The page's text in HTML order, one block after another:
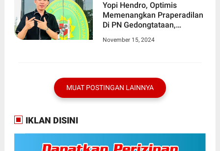
Yopi Hendro, Optimis
Memenangkan Praperadilan
Di PN Gedongtataan,
Polres Pesawaran.
November 15, 2024
MUAT POSTINGAN LAINNYA
IKLAN DISINI